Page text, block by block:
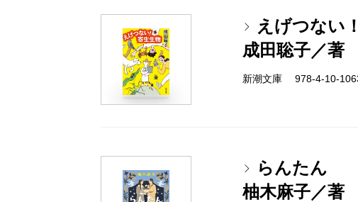
えげつない
成田聡子／著
新潮文庫 978-4-10-
らんたん
柚木麻子／著